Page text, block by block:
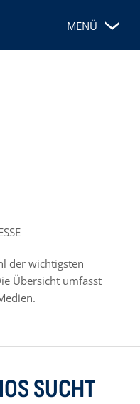
MENÜ
der wichtigsten
Übersicht umfasst
SUCHT